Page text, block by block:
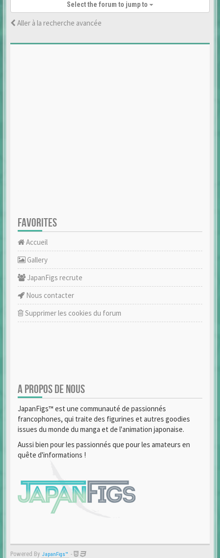
Select the forum to jump to
Aller à la recherche avancée
FAVORITES
Accueil
Gallery
JapanFigs recrute
Nous contacter
Supprimer les cookies du forum
A PROPOS DE NOUS
JapanFigs™ est une communauté de passionnés
francophones, qui traite des figurines et autres goodies
issues du monde du manga et de l'animation japonaise.
Aussi bien pour les passionnés que pour les amateurs en
quête d'informations !
Powered By JapanFigs™ -